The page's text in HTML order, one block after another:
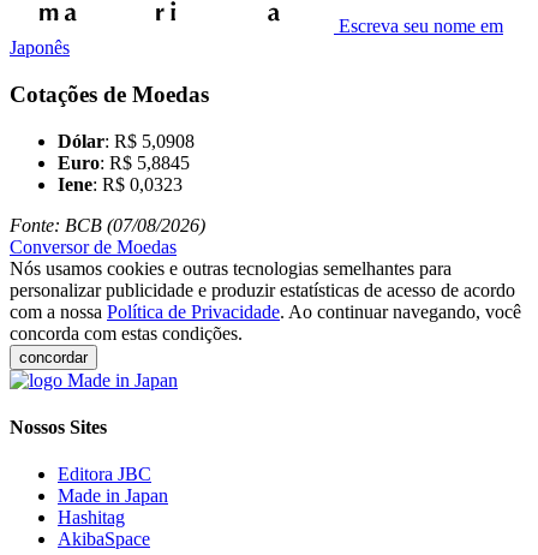
Escreva seu nome em
Japonês
Cotações de Moedas
Dólar: R$ 5,0908
Euro: R$ 5,8845
Iene: R$ 0,0323
Fonte: BCB (07/08/2026)
Conversor de Moedas
Nós usamos cookies e outras tecnologias semelhantes para
personalizar publicidade e produzir estatísticas de acesso de acordo
com a nossa Política de Privacidade. Ao continuar navegando, você
concorda com estas condições.
concordar
Nossos Sites
Editora JBC
Made in Japan
Hashitag
AkibaSpace